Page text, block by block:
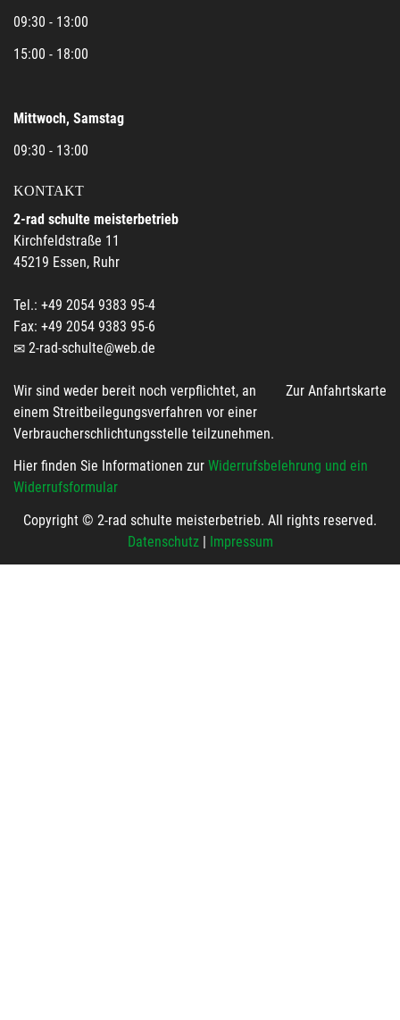
09:30 - 13:00
15:00 - 18:00
Mittwoch, Samstag
09:30 - 13:00
KONTAKT
2-rad schulte meisterbetrieb
Kirchfeldstraße 11
45219 Essen, Ruhr
Tel.: +49 2054 9383 95-4
Fax: +49 2054 9383 95-6
2-rad-schulte@web.de
Zur Anfahrtskarte
Wir sind weder bereit noch verpflichtet, an
einem Streitbeilegungsverfahren vor einer
Verbraucherschlichtungsstelle teilzunehmen.
Hier finden Sie Informationen zur Widerrufsbelehrung und ein
Widerrufsformular
Copyright © 2-rad schulte meisterbetrieb. All rights reserved.
Datenschutz| Impressum